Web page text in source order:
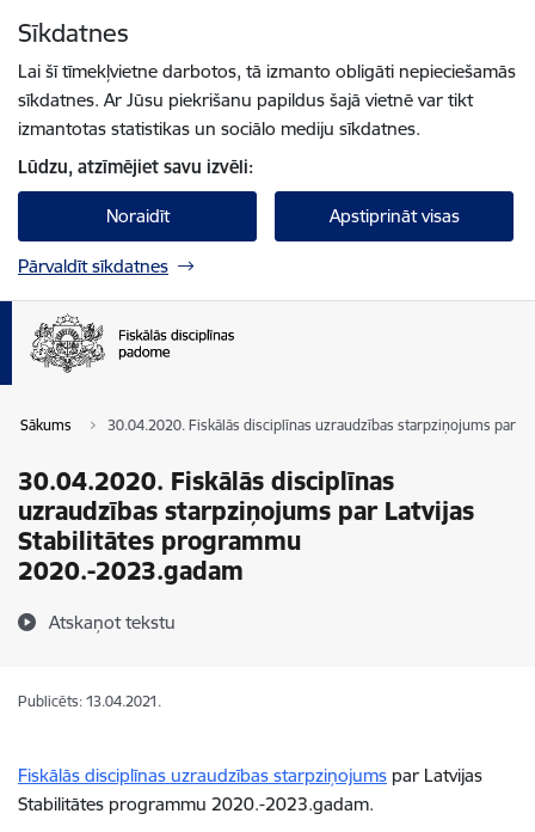
Sīkdatnes
Lai šī tīmekļvietne darbotos, tā izmanto obligāti nepieciešamās
sīkdatnes. Ar Jūsu piekrišanu papildus šajā vietnē var tikt
izmantotas statistikas un sociālo mediju sīkdatnes.
Lūdzu, atzīmējiet savu izvēli:
Noraidīt Apstiprināt visas
Pārvaldīt sīkdatnes
Sākums 30.04.2020. Fiskālās disciplīnas uzraudzības starpziņojums par
30.04.2020. Fiskālās disciplīnas
uzraudzības starpziņojums par Latvijas
Stabilitātes programmu
2020.-2023.gadam
Atskaņot tekstu
Publicēts: 13.04.2021.
Fiskālās disciplīnas uzraudzības starpziņojums par Latvijas
Stabilitātes programmu 2020.-2023.gadam.